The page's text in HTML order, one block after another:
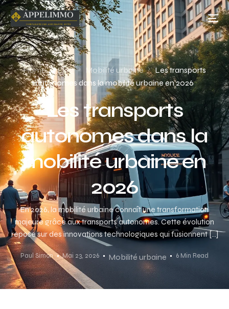
Home Blog Mobilité urbaine
Les transports
autonomes dans la mobilité urbaine en 2026
Les transports
autonomes dans la
mobilité urbaine en
2026
En 2026, la mobilité urbaine connaît une transformation
majeure grâce aux transports autonomes. Cette évolution
repose sur des innovations technologiques qui fusionnent […]
Paul Simon Mai 23, 2026 Mobilité urbaine 6 Min Read